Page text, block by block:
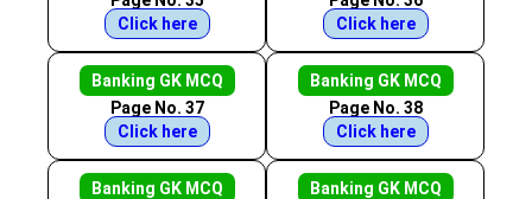
Click here
Click here
Banking GK MCQ
Page No. 37
Click here
Banking GK MCQ
Page No. 38
Click here
Banking GK MCQ
Banking GK MCQ